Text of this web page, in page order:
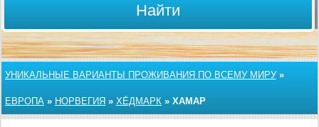
Найти
УНИКАЛЬНЫЕ ВАРИАНТЫ ПРОЖИВАНИЯ ПО ВСЕМУ МИРУ»
ЕВРОПА » НОРВЕГИЯ » ХЕ́ДМАРК » ХАМАР